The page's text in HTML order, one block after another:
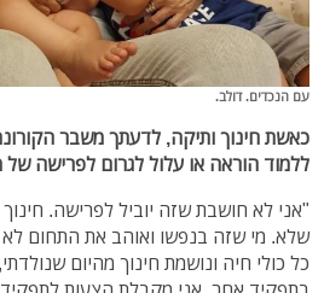
עם הנכדים. דולב.
כאשת חינוך ותיקה, לדעתך משבר
ללמוד הוראה או עלול לגרום לפרישה של
"אני לא חושבת שזה יוביל לפרישה.
שלא. מי שזה בנפשו ואוהב את התחום לא
כל כולי חיה ונושמת חינוך מהיום